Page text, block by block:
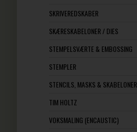
SKRIVEREDSKABER
SKÆRESKABELONER / DIES
STEMPELSVÆRTE & EMBOSSING
STEMPLER
STENCILS, MASKS & SKABELONER
TIM HOLTZ
VOKSMALING (ENCAUSTIC)